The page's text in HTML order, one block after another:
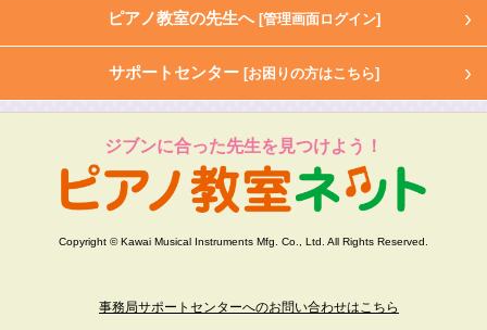
ピアノ教室の先生へ [管理画面ログイン]
サポートセンター [お困りの方はこちら]
ジブンに合った先生を見つけよう！
Copyright © Kawai Musical Instruments Mfg. Co., Ltd. All Rights Reserved.
事務局サポートセンターへのお問い合わせはこちら